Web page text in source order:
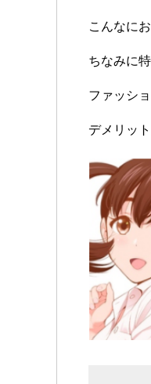
こんなに
ちなみに
ファッシ
デメリッ